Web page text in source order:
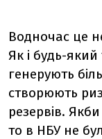
Водночас це
Як і будь-який
генерують
створюють
резервів.
то в НБУ не